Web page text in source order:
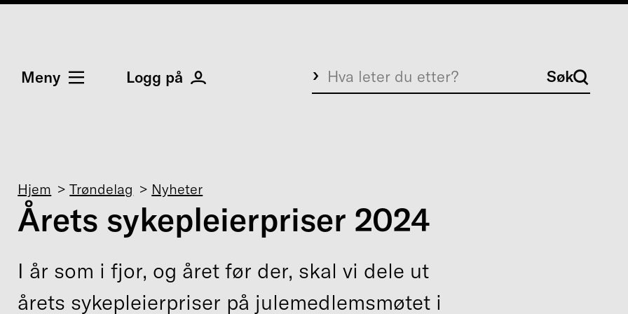
Meny Logg på Søk Søk
Navigasjonssti
Hjem Trøndelag Nyheter
Årets sykepleierpriser 2024
I år som i fjor, og året før der, skal vi dele ut
årets sykepleierpriser på julemedlemsmøtet i